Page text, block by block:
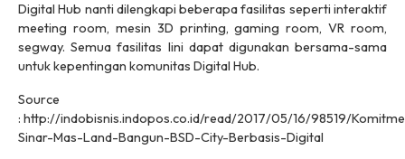
Digital Hub nanti dilengkapi beberapa fasilitas seperti interaktif
meeting room, mesin 3D printing, gaming room, VR room,
segway. Semua fasilitas lini dapat digunakan bersama-sama
untuk kepentingan komunitas Digital Hub.
Source
: http://indobisnis.indopos.co.id/read/2017/05/16/98519/
Sinar-Mas-Land-Bangun-BSD-City-Berbasis-Digital